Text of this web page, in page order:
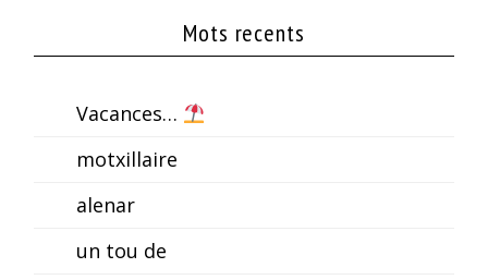
Mots recents
Vacances…
motxillaire
alenar
un tou de